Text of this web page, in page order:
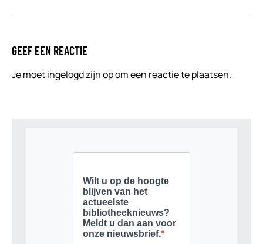
GEEF EEN REACTIE
Je moetingelogd zijn opom een reactie te plaatsen.